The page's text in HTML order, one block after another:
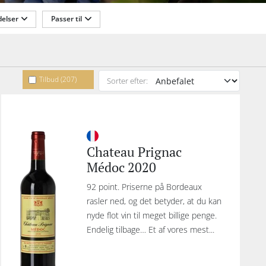
Passer til
Tilbud (207) Sorter efter:
Chateau Prignac
Médoc 2020
92 point. Priserne på Bordeaux
rasler ned, og det betyder, at du kan
nyde flot vin til meget billige penge.
Endelig tilbage… Et af vores mest...